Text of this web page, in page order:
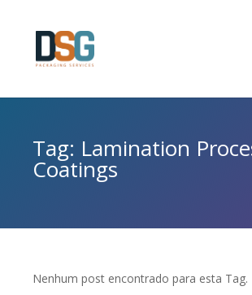
Tag: Lamination
Coatings
Nenhum post encontrado para esta Tag.